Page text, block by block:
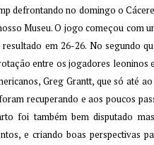
defrontando no domingo o
Museu. O jogo começou com
em 26-26. No segundo
entre os jogadores leoninos
Greg Grantt, que só até
recuperando e aos poucos
foi também bem disputado
e criando boas perspectivas